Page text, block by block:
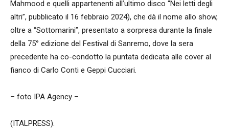
Mahmood e quelli appartenenti all’ultimo disco “Nei letti degli
altri”, pubblicato il 16 febbraio 2024), che dà il nome allo show,
oltre a “Sottomarini”, presentato a sorpresa durante la finale
della 75° edizione del Festival di Sanremo, dove la sera
precedente ha co-condotto la puntata dedicata alle cover al
fianco di Carlo Conti e Geppi Cucciari.
– foto IPA Agency –
(ITALPRESS).